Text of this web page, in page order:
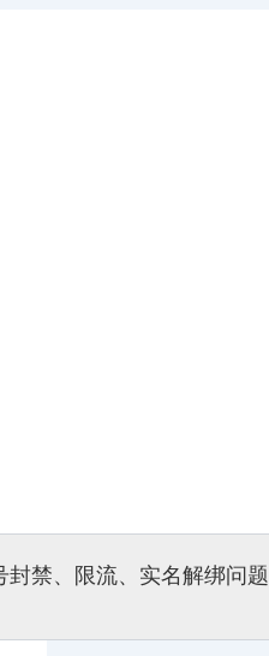
禁、限流、实名解绑问题